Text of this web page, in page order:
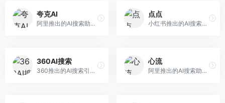
夸克AI
阿里推出的AI搜索助手，整合搜索与AI功能。面向年轻用户，提供智能搜索、文档处理、学习辅助等服务，与夸克生态深度整合。
点点
小红书推出的AI搜索应用，专注于生活方式内容搜索。面向小红书用户，提供生活攻略、消费决策、内容推荐等服务，生活方式内容丰富。
360AI搜索
360推出的AI搜索引擎，专注于安全智能搜索。面向普通用户，提供智能问答、网页搜索、内容整理等服务，安全防护能力强。
心流
阿里推出的AI搜索助手，专注于智能信息获取。面向普通用户，提供智能搜索、内容整理、知识问答等服务，与阿里生态深度整合。